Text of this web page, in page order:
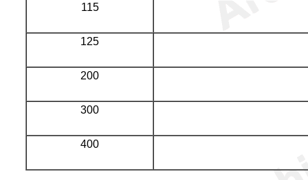
115
125
200
300
400